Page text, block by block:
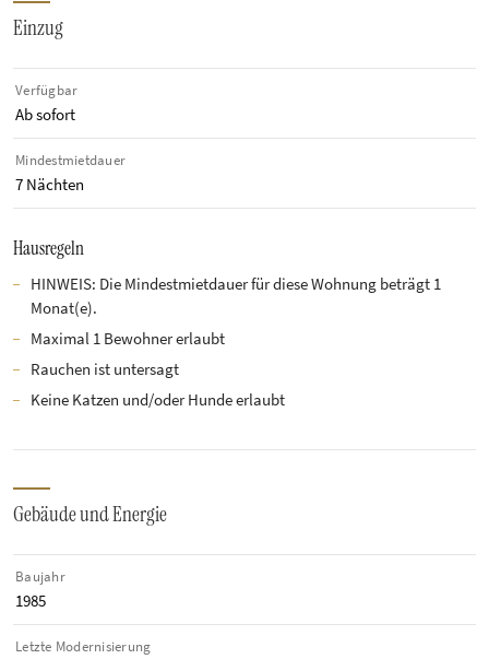
Einzug
Verfügbar
Ab sofort
Mindestmietdauer
7 Nächten
Hausregeln
HINWEIS: Die Mindestmietdauer für diese Wohnung beträgt 1
Monat(e).
Maximal 1 Bewohner erlaubt
Rauchen ist untersagt
Keine Katzen und/oder Hunde erlaubt
Gebäude und Energie
Baujahr
1985
Letzte Modernisierung